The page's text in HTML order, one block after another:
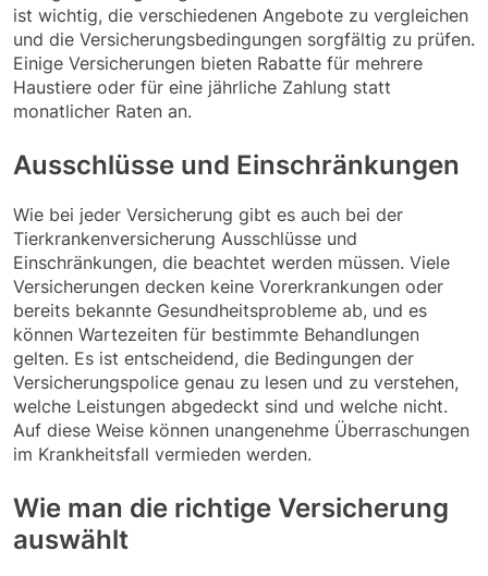
ist wichtig, die verschiedenen Angebote zu vergleichen
und die Versicherungsbedingungen sorgfältig zu prüfen.
Einige Versicherungen bieten Rabatte für mehrere
Haustiere oder für eine jährliche Zahlung statt
monatlicher Raten an.
Ausschlüsse und Einschränkungen
Wie bei jeder Versicherung gibt es auch bei der
Tierkrankenversicherung Ausschlüsse und
Einschränkungen, die beachtet werden müssen. Viele
Versicherungen decken keine Vorerkrankungen oder
bereits bekannte Gesundheitsprobleme ab, und es
können Wartezeiten für bestimmte Behandlungen
gelten. Es ist entscheidend, die Bedingungen der
Versicherungspolice genau zu lesen und zu verstehen,
welche Leistungen abgedeckt sind und welche nicht.
Auf diese Weise können unangenehme Überraschungen
im Krankheitsfall vermieden werden.
Wie man die richtige Versicherung
auswählt